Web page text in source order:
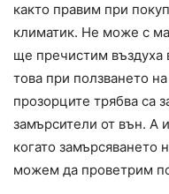
както правим при
климатик. Не може с
ще пречистим
това при ползването
прозорците трябва са
замърсители от вън. А
когато замърсяването
можем да проветрим